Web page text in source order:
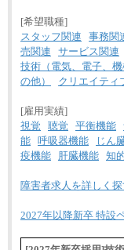
[希望職種]
スタッフ関連
事務関
売関連
サービス関連
技術（電気、電子、
の他）
クリエイティ
[雇用実績]
視覚
聴覚 平衡機能
能 呼吸器機能 じん
疫機能
肝臓機能 知
障害者求人を詳しく探
2027年以降新卒 特設